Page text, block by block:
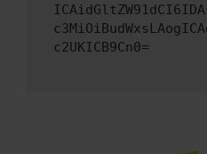
c2UKICB9Cn0=